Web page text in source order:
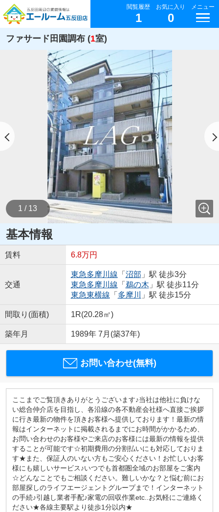
閲覧履歴
1
お気に入り
0
メニュー
ファサード田園調布 (1室)
1 / 13
基本情報
賃料 6.8万円
交通
東急多摩川線 「 沼部 」駅 徒歩3分
東急多摩川線 「 鵜の木 」駅 徒歩11分
東急東横線 「 多摩川 」駅 徒歩15分
間取り(面積) 1R(20.28㎡)
築年月 1989年 7月(築37年)
お問い合わせ(無料)
ここまでご覧頂きありがとうございます♪当社は他社に負けな
い総合仲介店を目指し、各沿線の各不動産会社様へ直接ご挨拶
に行き最新の物件を頂きお客様へ提供しております！最新の情
報はインターネットに掲載されるまでにお時間がかかるため、
お問い合わせのお客様やご来店のお客様には最新の情報を提供
することが可能です☆初期費用の分割払いにも対応しておりま
す★また、保証人のいない方もご安心ください！お忙しいお客
様にも嬉しいサービス♪いつでも首都圏全域のお部屋をご案内
☆どんなことでもご相談ください。難しいかな？と悩む前にお
部屋探しのライフエージェントグループまで！インターネット
の手続♪引越し業者手配♪家電の回収作業etc..お気軽にご連絡く
ださい★各線主要駅より徒歩1分以内★